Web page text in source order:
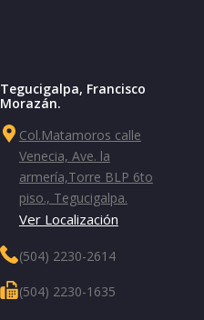
Tegucigalpa, Francisco
Morazán.
Col.Matamoros calle
Venecia, Ave. la
armería,Torre BLP 6to
piso., Tegucigalpa.
Ver Localización
(504) 2230-2614
(504) 2230-1635